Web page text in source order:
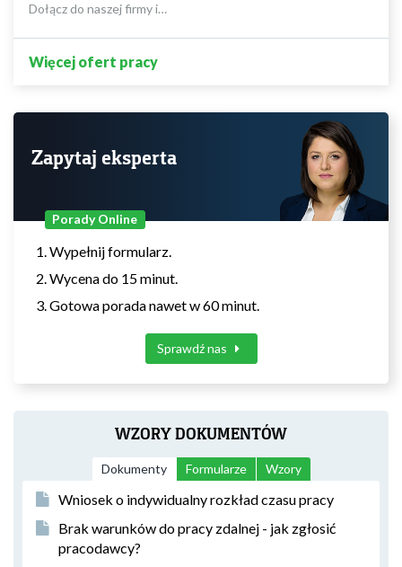
Dołącz do naszej firmy i…
Więcej ofert pracy
Zapytaj eksperta
Porady Online
Wypełnij formularz.
Wycena do 15 minut.
Gotowa porada nawet w 60 minut.
Sprawdź nas
WZORY DOKUMENTÓW
Dokumenty Formularze Wzory
Wniosek o indywidualny rozkład czasu pracy
Brak warunków do pracy zdalnej - jak zgłosić
pracodawcy?